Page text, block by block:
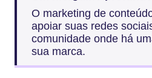
O marketing de
apoiar suas redes
comunidade onde há
sua marca.